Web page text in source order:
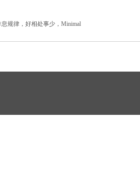
规律，好相处事少，Minimal